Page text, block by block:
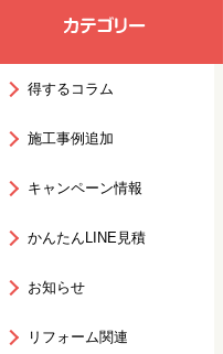
得するコラム
施工事例追加
キャンペーン情報
かんたんLINE見積
お知らせ
リフォーム関連